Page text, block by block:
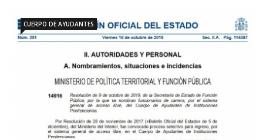
CUERPO DE AYUDANTES